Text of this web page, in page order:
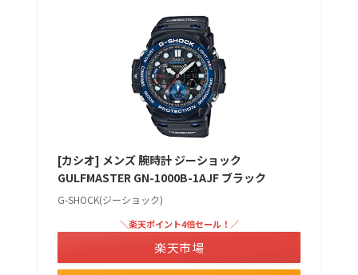
[カシオ] メンズ 腕時計 ジーショック
GULFMASTER GN-1000B-1AJF ブラック
G-SHOCK(ジーショック)
＼楽天ポイント4倍セール！／
楽天市場